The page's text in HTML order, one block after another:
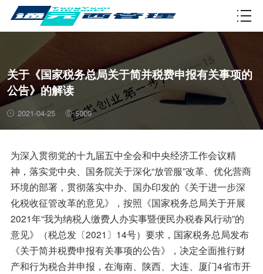
资质许可
关于《国家税务总局关于简并税费申报有关事项的
公告》的解读
2021-04-25 5009
为深入贯彻党的十九届五中全会和中央经济工作会议精
神，落实党中央、国务院关于深化“放管服”改革、优化营商
环境的部署，贯彻落实中办、国办印发的《关于进一步深
化税收征管改革的意见》，按照《国家税务总局关于开展
2021年“我为纳税人缴费人办实事暨便民办税春风行动”的
意见》（税总发〔2021〕14号）要求，国家税务总局发布
《关于简并税费申报有关事项的公告》，决定全面推行财
产和行为税合并申报，在海南、陕西、大连、厦门4省市开